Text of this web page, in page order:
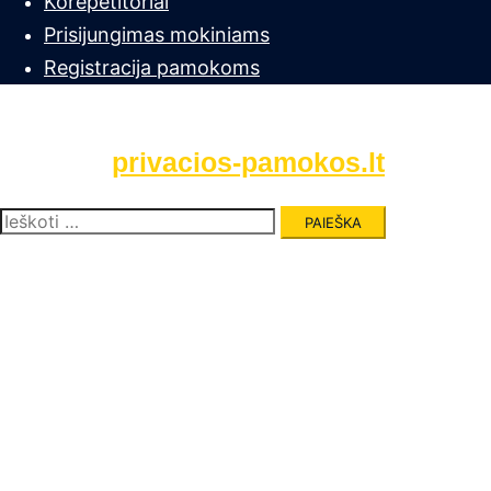
Prisijungimas mokiniams
Registracija pamokoms
privacios-pamokos.lt
Ieškoti: